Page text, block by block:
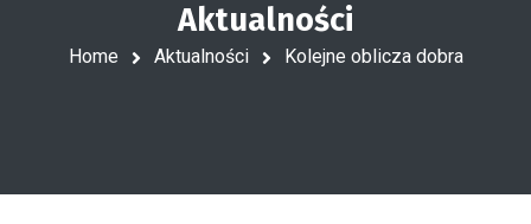
Aktualności
Home Aktualności Kolejne oblicza dobra